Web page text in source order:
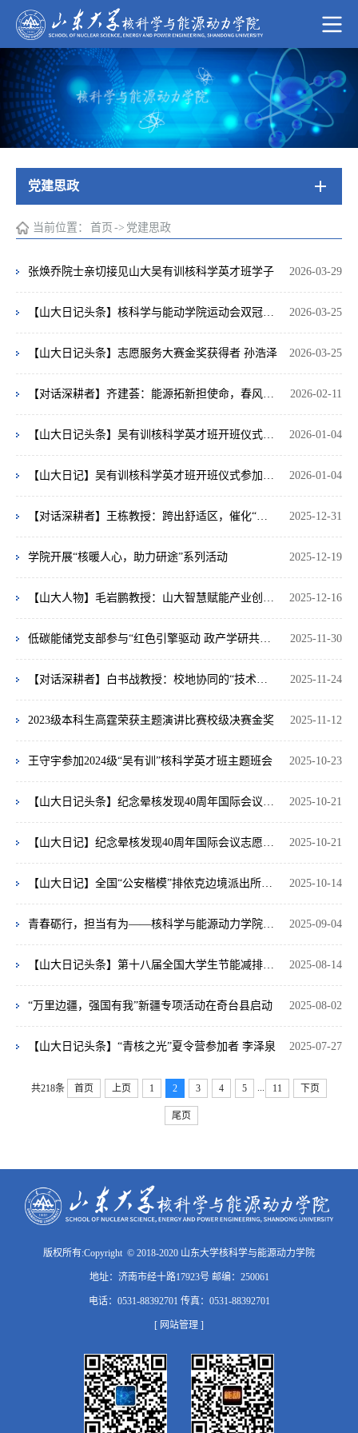
党建思政
当前位置： 首页 -> 党建思政
2026-03-29
张焕乔院士亲切接见山大吴有训核科学英才班学子
2026-03-25
【山大日记头条】核科学与能动学院运动会双冠运动员 于淑慧
2026-03-25
【山大日记头条】志愿服务大赛金奖获得者 孙浩泽
2026-02-11
【对话深耕者】齐建荟：能源拓新担使命，春风化雨育新苗
2026-01-04
【山大日记头条】吴有训核科学英才班开班仪式参加者 王鸿宇
2026-01-04
【山大日记】吴有训核科学英才班开班仪式参加者 郭茗然
2025-12-31
【对话深耕者】王栋教授：跨出舒适区，催化“双碳”梦
2025-12-19
学院开展“核暖人心，助力研途”系列活动
2025-12-16
【山大人物】毛岩鹏教授：山大智慧赋能产业创新 科技挂职书写新区答卷
2025-11-30
低碳能储党支部参与“红色引擎驱动 政产学研共融”共建活动
2025-11-24
【对话深耕者】白书战教授：校地协同的“技术摆渡人”
2025-11-12
2023级本科生高霆荣获主题演讲比赛校级决赛金奖
2025-10-23
王守宇参加2024级“吴有训”核科学英才班主题班会
2025-10-21
【山大日记头条】纪念晕核发现40周年国际会议志愿者 李泽泉
2025-10-21
【山大日记】纪念晕核发现40周年国际会议志愿者 肖雁心
2025-10-14
【山大日记】全国“公安楷模”排依克边境派出所先进事迹发布仪式观看者 热则燕·艾合买提
2025-09-04
青春砺行，担当有为——核科学与能源动力学院暑期社会实践圆满结束
2025-08-14
【山大日记头条】第十八届全国大学生节能减排社会实践与科技竞赛一等奖团队成员 王佳乐
2025-08-02
“万里边疆，强国有我”新疆专项活动在奇台县启动
2025-07-27
【山大日记头条】“青核之光”夏令营参加者 李泽泉
共218条 首页 上页 1 2 3 4 5 ... 11 下页
尾页
版权所有:Copyright © 2018-2020 山东大学核科学与能源动力学院
地址：济南市经十路17923号 邮编：250061
电话：0531-88392701 传真：0531-88392701
[ 网站管理 ]